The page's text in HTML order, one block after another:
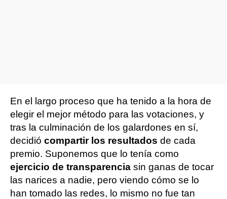
En el largo proceso que ha tenido a la hora de
elegir el mejor método para las votaciones, y
tras la culminación de los galardones en sí,
decidió compartir los resultados de cada
premio. Suponemos que lo tenía como
ejercicio de transparencia sin ganas de tocar
las narices a nadie, pero viendo cómo se lo
han tomado las redes, lo mismo no fue tan